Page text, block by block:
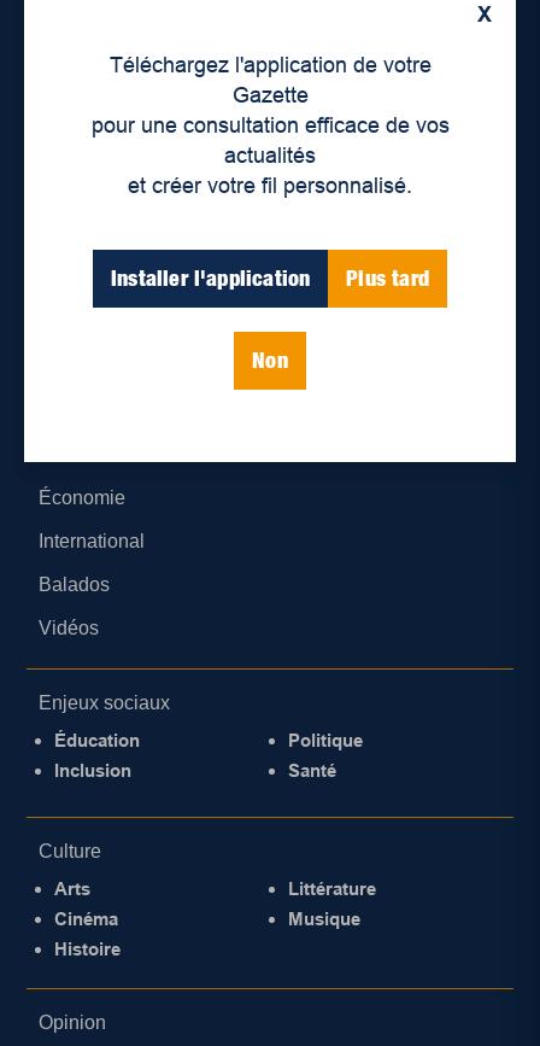
X
Téléchargez l'application de votre
Gazette
pour une consultation efficace de vos
actualités
et créer votre fil personnalisé.
Installer l'application Plus tard
Non
Lieux de distribution
Économie
International
Balados
Vidéos
Enjeux sociaux
Éducation
Inclusion
Politique
Santé
Culture
Arts
Cinéma
Histoire
Littérature
Musique
Opinion